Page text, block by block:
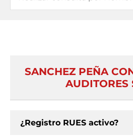
SANCHEZ PEÑA
AUDITORES
¿Registro RUES activo?